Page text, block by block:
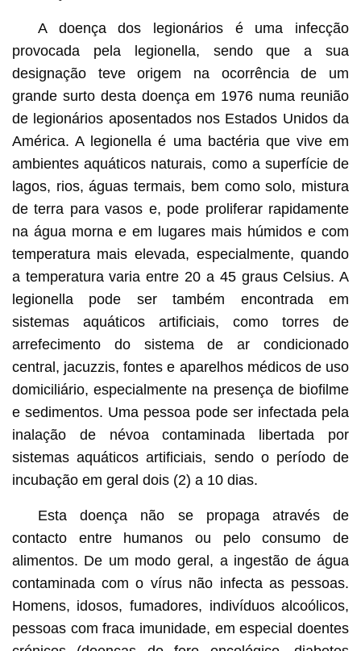
A doença dos legionários é uma infecção
provocada pela legionella, sendo que a sua
designação teve origem na ocorrência de um
grande surto desta doença em 1976 numa reunião
de legionários aposentados nos Estados Unidos da
América. A legionella é uma bactéria que vive em
ambientes aquáticos naturais, como a superfície de
lagos, rios, águas termais, bem como solo, mistura
de terra para vasos e, pode proliferar rapidamente
na água morna e em lugares mais húmidos e com
temperatura mais elevada, especialmente, quando
a temperatura varia entre 20 a 45 graus Celsius. A
legionella pode ser também encontrada em
sistemas aquáticos artificiais, como torres de
arrefecimento do sistema de ar condicionado
central, jacuzzis, fontes e aparelhos médicos de uso
domiciliário, especialmente na presença de biofilme
e sedimentos. Uma pessoa pode ser infectada pela
inalação de névoa contaminada libertada por
sistemas aquáticos artificiais, sendo o período de
incubação em geral dois (2) a 10 dias.
Esta doença não se propaga através de
contacto entre humanos ou pelo consumo de
alimentos. De um modo geral, a ingestão de água
contaminada com o vírus não infecta as pessoas.
Homens, idosos, fumadores, indivíduos alcoólicos,
pessoas com fraca imunidade, em especial doentes